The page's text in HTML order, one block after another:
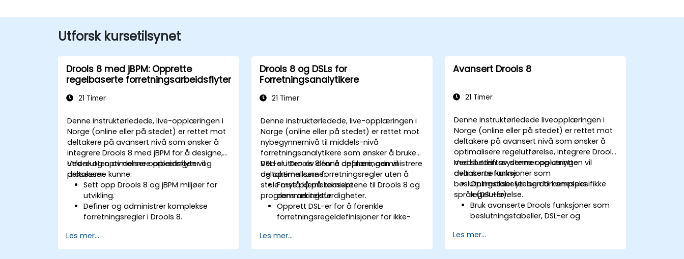
Utforsk kursetilsynet
Drools 8 med jBPM: Opprette
regelbaserte forretningsarbeidsflyter
21 Timer
Denne instruktørledede, live-opplæringen i
Norge (online eller på stedet) er rettet mot
deltakere på avansert nivå som ønsker å
integrere Drools 8 med jBPM for å designe,
utføre og optimalisere arbeidsflyter og
prosesser.
Ved slutten av denne opplæringen vil
deltakerne kunne:
Sett opp Drools 8 og jBPM miljøer for
utvikling.
Definer og administrer komplekse
forretningsregler i Drools 8.
av jBPM.
Integrer Drools regler i jBPM prosesser
Les mer...
Drools 8 og DSLs for
Forretningsanalytikere
21 Timer
Denne instruktørledede, live-opplæringen i
Norge (online eller på stedet) er rettet mot
nybegynnernivå til middels-nivå
forretningsanalytikere som ønsker å bruke
DSL-er i Drools 8 for å definere, administrere
og optimalisere forretningsregler uten å
stole mye på på tekniske
programmeringsferdigheter.
Ved slutten av denne opplæringen vil
deltakerne kunne:
Forstå kjernekonseptene til Drools 8 og
dens arkitektur.
Opprett DSL-er for å forenkle
forretningsregeldefinisjoner for ikke-
Administrer, test og vedlikehold regler
effektivt ved å bruke Drools
Les mer...
Avansert Drools 8
21 Timer
Denne instruktørledede liveopplæringen i
Norge (online eller på stedet) er rettet mot
deltakere på avansert nivå som ønsker å
optimalisere regelutførelse, integrere Drools
med bedriftssystemer og utnytte
avanserte funksjoner som
beslutningstabeller og domenespesifikke
språk (DSL-er).
Ved slutten av denne opplæringen vil
deltakerne kunne:
Optimaliser ytelsen til kompleks
regelutførelse.
Bruk avanserte Drools funksjoner som
beslutningstabeller, DSL-er og
Integrer Drools sømløst med
bedriftsapplikasjoner og eksterne
Les mer...